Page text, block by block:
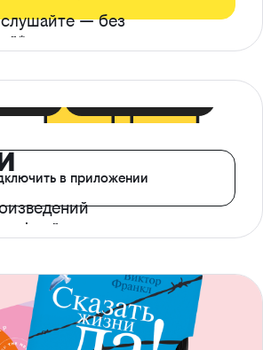
— без
офлайн
в приложении